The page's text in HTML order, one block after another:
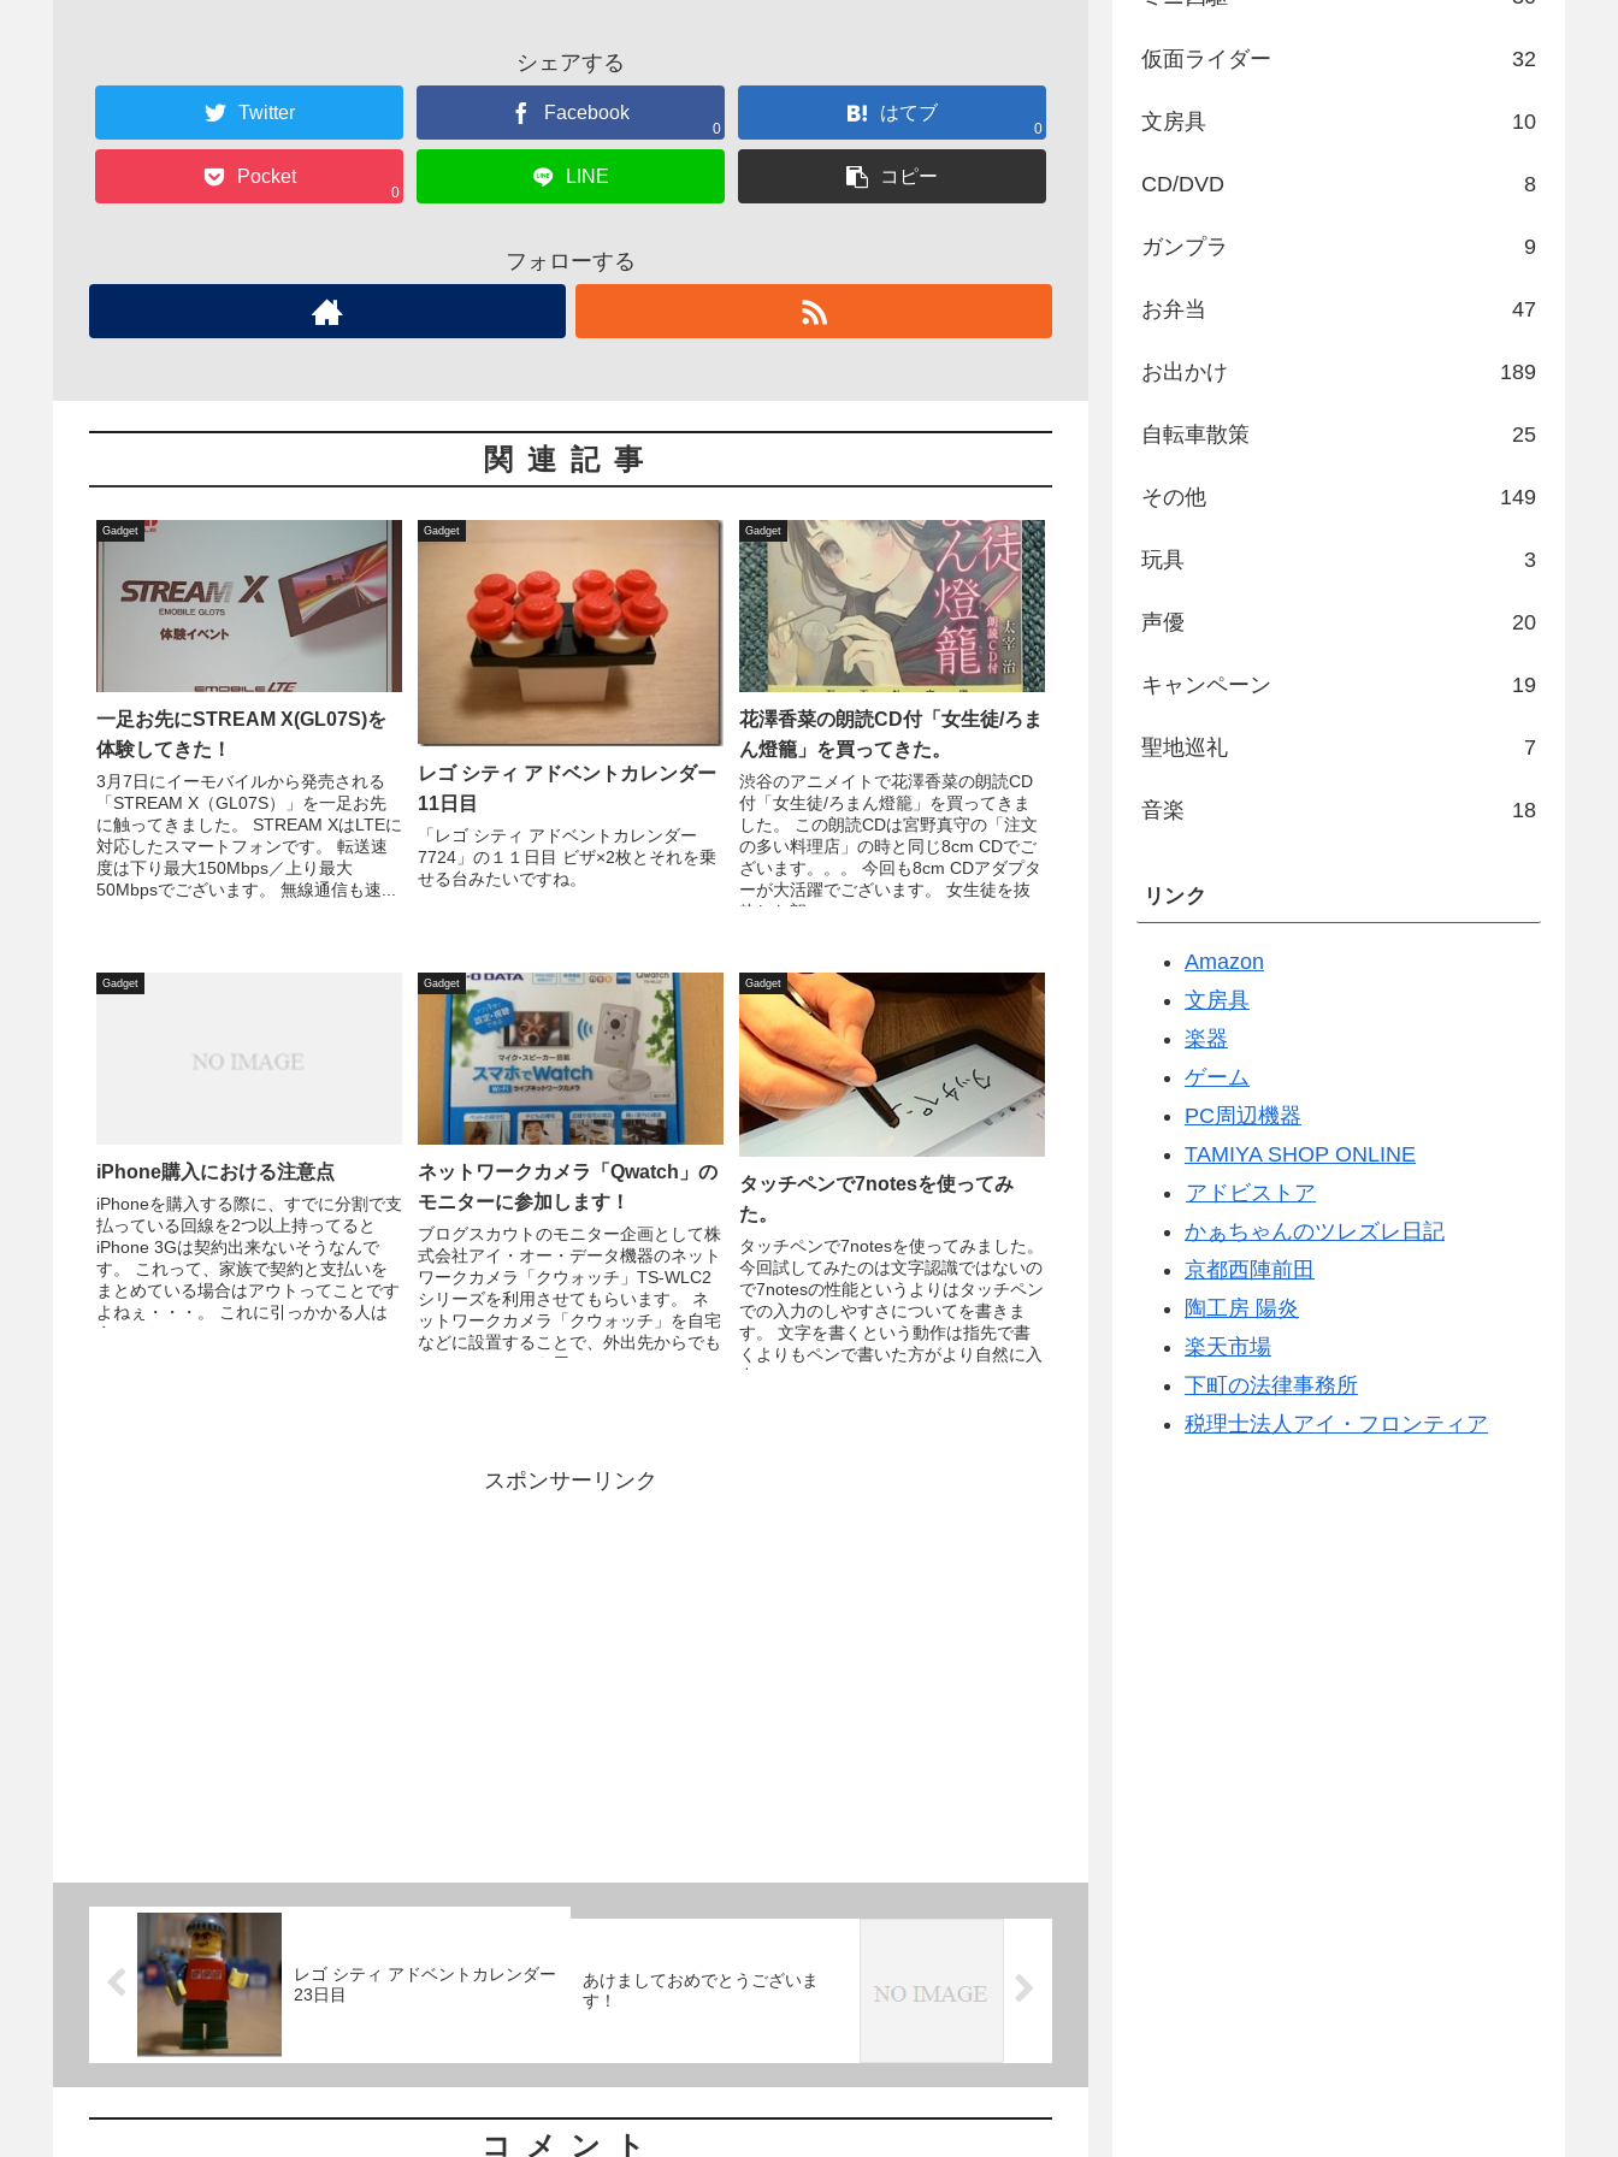
シェアする
Twitter Facebook
0
はてブ
0
Pocket
0
LINE コピー
フォローする
関連記事
Gadget
一足お先にSTREAM X(GL07S)を
体験してきた！
3月7日にイーモバイルから発売される
「STREAM X（GL07S）」を一足お先
に触ってきました。 STREAM XはLTEに
対応したスマートフォンです。 転送速
度は下り最大150Mbps／上り最大
50Mbpsでございます。 無線通信も速...
Gadget
レゴ シティ アドベントカレンダー
11日目
「レゴ シティ アドベントカレンダー
7724」の１１日目 ビザ×2枚とそれを乗
せる台みたいですね。
Gadget
花澤香菜の朗読CD付「女生徒/ろま
ん燈籠」を買ってきた。
渋谷のアニメイトで花澤香菜の朗読CD
付「女生徒/ろまん燈籠」を買ってきま
した。 この朗読CDは宮野真守の「注文
の多い料理店」の時と同じ8cm CDでご
ざいます。。。 今回も8cm CDアダプタ
ーが大活躍でございます。 女生徒を抜
粋した朗...
Gadget
iPhone購入における注意点
iPhoneを購入する際に、すでに分割で支
払っている回線を2つ以上持ってると
iPhone 3Gは契約出来ないそうなんで
す。 これって、家族で契約と支払いを
まとめている場合はアウトってことです
よねぇ・・・。 これに引っかかる人は
多いのでは...
Gadget
ネットワークカメラ「Qwatch」の
モニターに参加します！
ブログスカウトのモニター企画として株
式会社アイ・オー・データ機器のネット
ワークカメラ「クウォッチ」TS-WLC2
シリーズを利用させてもらいます。 ネ
ットワークカメラ「クウォッチ」を自宅
などに設置することで、外出先からでも
スマートフォンを用い...
Gadget
タッチペンで7notesを使ってみ
た。
タッチペンで7notesを使ってみました。
今回試してみたのは文字認識ではないの
で7notesの性能というよりはタッチペン
での入力のしやすさについてを書きま
す。 文字を書くという動作は指先で書
くよりもペンで書いた方がより自然に入
力で...
スポンサーリンク
レゴ シティ アドベントカレンダー
23日目
あけましておめでとうございま
す！
コメント
仮面ライダー 32
文房具 10
CD/DVD 8
ガンプラ 9
お弁当 47
お出かけ 189
自転車散策 25
その他 149
玩具 3
声優 20
キャンペーン 19
聖地巡礼 7
音楽 18
リンク
Amazon
文房具
楽器
ゲーム
PC周辺機器
TAMIYA SHOP ONLINE
アドビストア
かぁちゃんのツレズレ日記
京都西陣前田
陶工房 陽炎
楽天市場
下町の法律事務所
税理士法人アイ・フロンティア